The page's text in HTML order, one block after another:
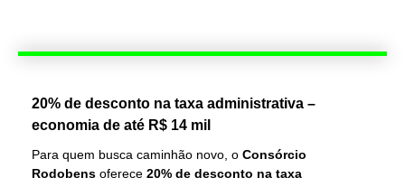
20% de desconto na taxa administrativa –
economia de até R$ 14 mil
Para quem busca caminhão novo, o Consórcio
Rodobens oferece 20% de desconto na taxa